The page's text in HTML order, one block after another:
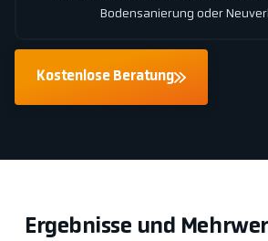
Bodensanierung oder
Kostenlose Beratung
Ergebnisse und